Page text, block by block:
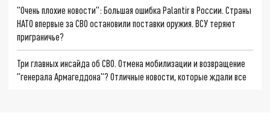
"Очень плохие новости": Большая ошибка Palantir в России. Страны
НАТО впервые за СВО остановили поставки оружия. ВСУ теряют
приграничье?
Три главных инсайда об СВО. Отмена мобилизации и возвращение
"генерала Армагеддона"? Отличные новости, которые ждали все